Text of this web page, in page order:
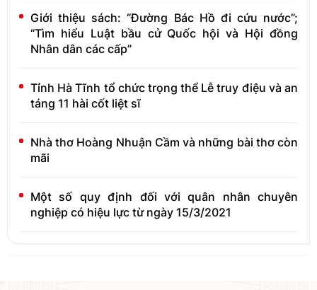
Giới thiệu sách: “Đường Bác Hồ đi cứu nước”;
“Tìm hiểu Luật bầu cử Quốc hội và Hội đồng
Nhân dân các cấp”
Tỉnh Hà Tĩnh tổ chức trọng thể Lễ truy điệu và an
táng 11 hài cốt liệt sĩ
Nhà thơ Hoàng Nhuận Cầm và những bài thơ còn
mãi
Một số quy định đối với quân nhân chuyên
nghiệp có hiệu lực từ ngày 15/3/2021